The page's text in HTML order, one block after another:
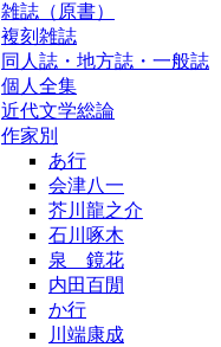
雑誌（原書）
複刻雑誌
同人誌・地方誌・一般誌
個人全集
近代文学総論
作家別
あ行
会津八一
芥川龍之介
石川啄木
泉 鏡花
内田百閒
か行
川端康成